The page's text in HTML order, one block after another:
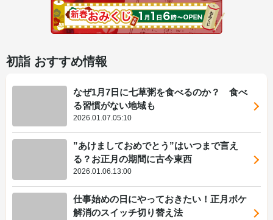
初詣 おすすめ情報
なぜ1月7日に七草粥を食べるのか？ 食べ
る習慣がない地域も
2026.01.07.05:10
”あけましておめでとう”はいつまで言え
る？お正月の期間に古今東西
2026.01.06.13:00
仕事始めの日にやっておきたい！正月ボケ
解消のスイッチ切り替え法